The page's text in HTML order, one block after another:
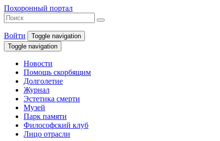
Похоронный портал
Войти
Toggle navigation
Toggle navigation
Новости
Помощь скорбящим
Долголетие
Журнал
Эстетика смерти
Музей
Парк памяти
Философский клуб
Лицо отрасли